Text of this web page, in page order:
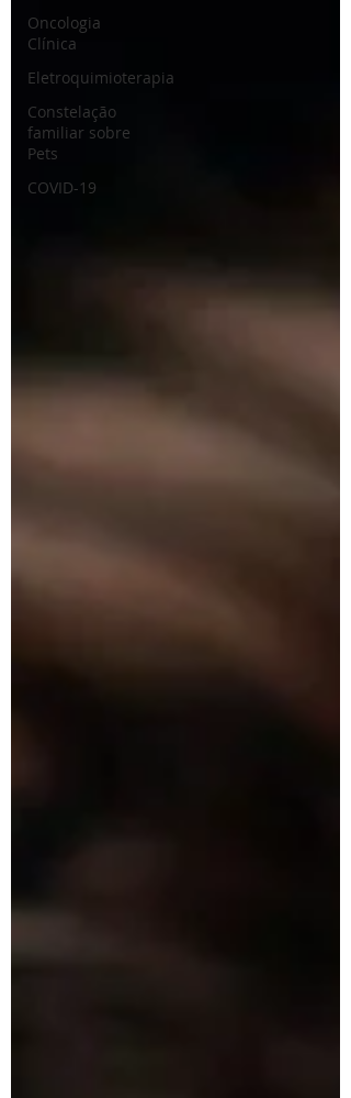
Oncologia
Clínica
Eletroquimioterapia
Constelação
familiar sobre
Pets
COVID-19